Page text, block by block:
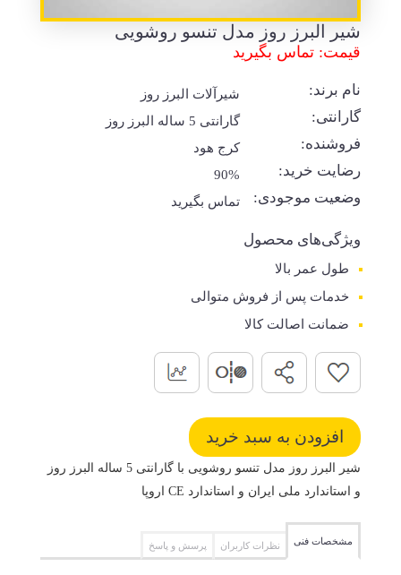
شیر البرز روز مدل تنسو روشویی
قیمت: تماس بگیرید
نام برند: شیرآلات البرز روز
گارانتی: گارانتی 5 ساله البرز روز
فروشنده: کرج هود
رضایت خرید: 90%
وضعیت موجودی: تماس بگیرید
ویژگی‌های محصول
طول عمر بالا
خدمات پس از فروش متوالی
ضمانت اصالت کالا
شیر البرز روز مدل تنسو روشویی با گارانتی 5 ساله البرز روز
و استاندارد ملی ایران و استاندارد CE اروپا
مشخصات فنی نظرات کاربران پرسش و پاسخ